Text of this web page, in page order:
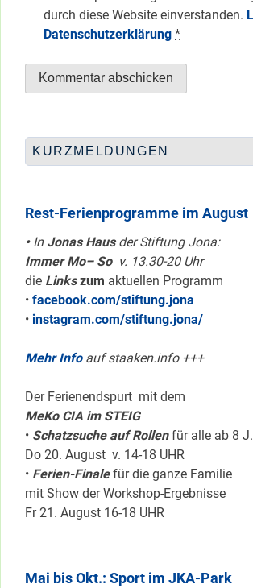
durch diese Website einverstanden.
Datenschutzerklärung *
KURZMELDUNGEN
Rest-Ferienprogramme im August
•InJonas Hausder Stiftung Jona:
Immer Mo– So v. 13.30-20 Uhr
die Linkszum aktuellen Programm
• facebook.com/stiftung.jona
• instagram.com/stiftung.jona/
Mehr Infoauf staaken.info +++
Der Ferienendspurt mit dem
MeKo CIA im STEIG
• Schatzsuche auf Rollenfür alle ab 8 J.
Do 20. August v. 14-18 UHR
• Ferien-Finalefür die ganze Familie
mit Show der Workshop-Ergebnisse
Fr 21. August 16-18 UHR
Mai bis Okt.: Sport im JKA-Park